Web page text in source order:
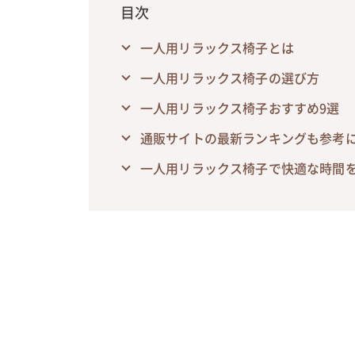
目次
一人用リラックス椅子とは
一人用リラックス椅子の選び方
一人用リラックス椅子おすすめ9選
通販サイトの最新ランキングも参考
一人用リラックス椅子で快適な時間